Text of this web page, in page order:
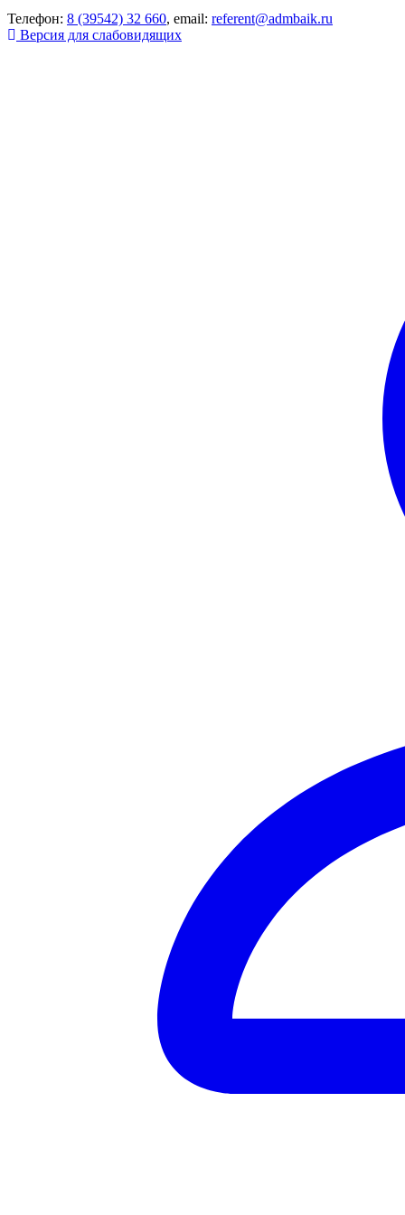
Телефон: 8 (39542) 32 660, email: referent@admbaik.ru
Версия для слабовидящих